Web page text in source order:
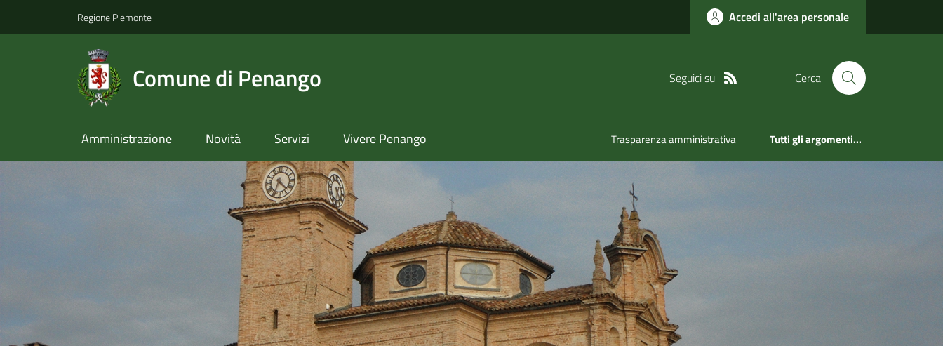
Regione Piemonte Accedi all'area personale
Comune di Penango Seguici su Cerca
Amministrazione Novità Servizi Vivere Penango Trasparenza amministrativa Tutti gli argomenti...